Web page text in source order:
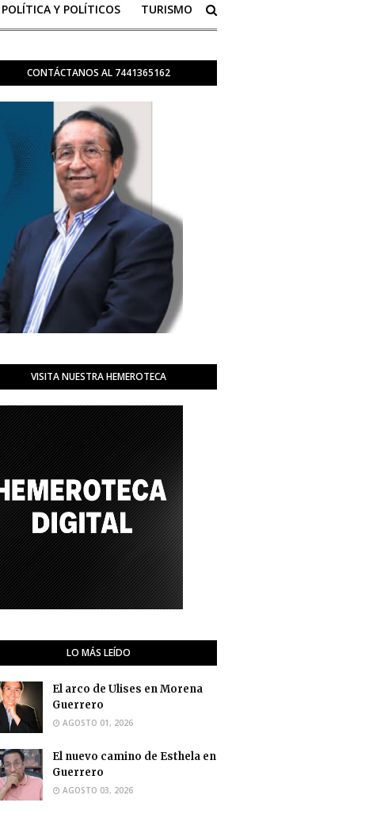
POLÍTICA Y POLÍTICOS TURISMO
CONTÁCTANOS AL 7441365162
VISITA NUESTRA HEMEROTECA
LO MÁS LEÍDO
El arco de Ulises en Morena
Guerrero
AGOSTO 01, 2026
El nuevo camino de Esthela en
Guerrero
AGOSTO 03, 2026